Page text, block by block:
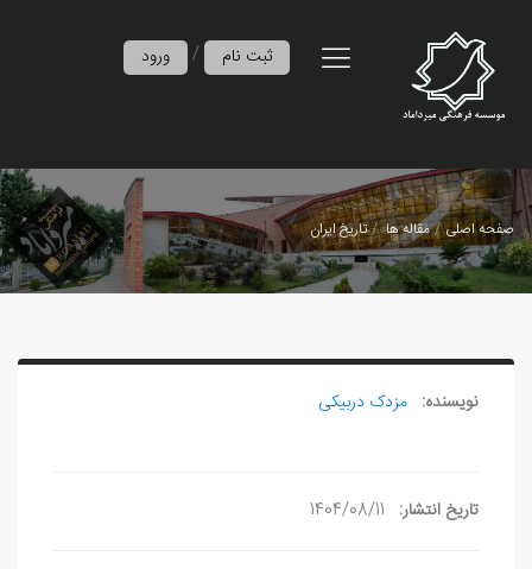
ورود / ثبت نام
صفحه اصلی مقاله ها تاریخ ایران
نویسنده: مزدک دربیکی
تاریخ انتشار: 1404/08/11